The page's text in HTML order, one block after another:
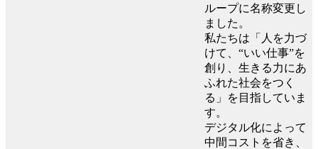
ループに名称変更し
ました。
私たちは「人を力づ
けて、“いい仕事”を
創り、生きる力にあ
ふれた社会をつく
る」を目指していま
す。
デジタル化によって
中間コストを省き、